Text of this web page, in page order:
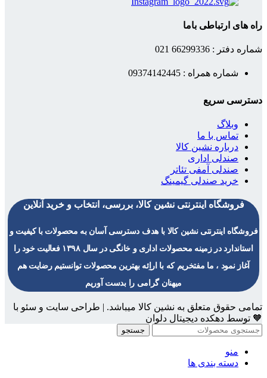
راه های ارتباطی باما
شماره دفتر : 66299336 021
شماره همراه : 09374142445
دسترسی سریع
وبلاگ
تماس با ما
درباره نشین کالا
صندلی اداری
صندلی آمفی تئاتر
خرید صندلی گیمینگ
فروشگاه اینترنتی نشین کالا، بررسی، انتخاب و خرید آنلاین
فروشگاه اینترنتی نشین کالا با هدف دسترسی آسان به محصولات با کیفیت و
استاندارد در زمینه محصولات اداری و خانگی در سال ۱۳۹۸ فعالیت خود را
آغاز نمود ، ما مفتخریم که با اراِئه بهترین محصولات توانستیم رضایت هم
میهنان گرامی را بدست آوریم
تمامی حقوق متعلق به نشین کالا میباشد. | طراحی سایت و سئو با
🧡 توسط دهکده دیجیتال دلوان
جستجو
منو
دسته بندی ها